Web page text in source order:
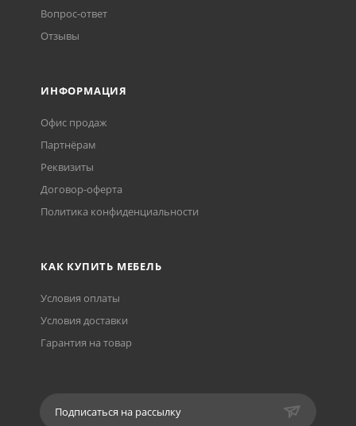
Вопрос-ответ
Отзывы
ИНФОРМАЦИЯ
Офис продаж
Партнёрам
Реквизиты
Договор-оферта
Политика конфиденциальности
КАК КУПИТЬ МЕБЕЛЬ
Условия оплаты
Условия доставки
Гарантия на товар
Подписаться на рассылку